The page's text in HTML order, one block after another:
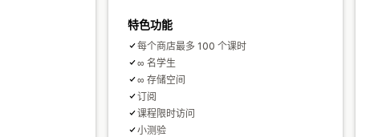
特色功能
每个商店最多 100 个课时
∞ 名学生
∞ 存储空间
订阅
课程限时访问
小测验